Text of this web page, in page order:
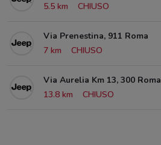
5.5 km
CHIUSO
Via Prenestina, 911 Roma
7 km
CHIUSO
Via Aurelia Km 13, 300 Roma
13.8 km
CHIUSO